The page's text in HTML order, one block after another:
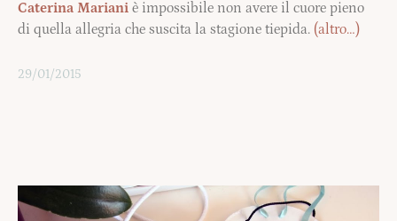
Caterina Mariani è impossibile non avere il cuore pieno
di quella allegria che suscita la stagione tiepida. (altro…)
29/01/2015